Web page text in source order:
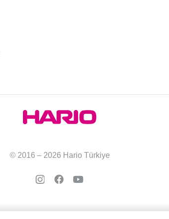
© 2016 – 2026 Hario Türkiye